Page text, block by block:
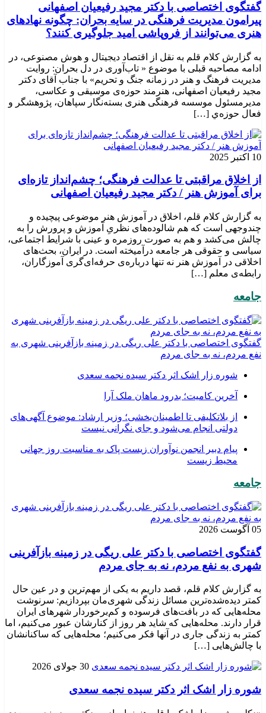
گفتگوی اختصاصی با دکتر مجید رفیعیان اصفهانی
پیرامون مدیریت فرهنگی در سایه بحران: چگونه نهادهای
هنری می‌توانند از فروپاشی امید جلوگیری کنند؟
به گزارش کلام قلم به نقل از اقتصاد دیجیتال و هوش مصنوعی، در
ادامه مصاحبه قبلی با موضوع « تاب‌آوری در دل بحران: روایت
مدیریت فرهنگ و هنر در زمانه جنگ و تحریم» با جناب آقای دکتر
مجید رفیعیان اصفهانی، هنرمند حوزه‌ی موسیقی و عکاسی،
مدیرمسئول موسسه فرهنگی هنری بسته‌نگار سپاهان، پژوهشگر و
فعال حوزه‌ي‌ […]
10 اکتبر 2025
از اخلاق مراقبتی تا عدالت فرهنگی؛ چشم‌انداز تازه‌ای
برای آموزش هنر / دکتر مجید رفیعیان اصفهانی
به گزارش کلام قلم، اخلاق در آموزش هنر موضوعی پیچیده و
چندوجهی است که هم شالوده‌های نظریِ آموزش و پرورش را به
چالش می‌کشد و هم به صورت روزمره و عینی با شرایط اجتماعی،
سیاسی و حقوقی هر جامعه درآمیخته است‌. در ایران، بحث‌های
اخلاقی در آموزش هنر نه تنها درباره‌ی حرفه‌ای‌گری آموزگاران،
رابطه‌ی معلم […]
جامعه
گفتگوی اختصاصی با دکتر علی ریگی در زمینه بازآفرینی شهری به
نفع مردم، نه به جای مردم
شوره زار اشک اثر دکتر سیده نجمه سعدی
​آخرین کامیت؛ بدرود ماهان ملک آرا
از بلاتکلیفی تا اطمینان‌بخشی؛ وزیر ارشاد: موضوع آگهی‌های
دولتی انجام می‌شود و جای نگرانی نیست
پیام دبیر انجمن نوآوران زیست پاک به مناسبت روز جهانی
محیط زیست
جامعه
05 آگوست 2026
گفتگوی اختصاصی با دکتر علی ریگی در زمینه بازآفرینی
شهری به نفع مردم، نه به جای مردم
به گزارش کلام قلم، قصد داریم به یکی از مهم‌ترین و در عین حال
کمتر دیده‌شده‌ترین مسائل زندگی شهری‌مان بپردازیم: سرنوشت
محله‌هایی که در بافت‌های فرسوده و کم‌برخوردار شهرهای ایران
قرار دارند. محله‌هایی که شاید هر روز از کنارشان عبور می‌کنیم، اما
کمتر به زندگی جاری در آنها فکر می‌کنیم؛ محله‌هایی که ساکنانشان
با چالش‌هایی […]
30 جولای 2026
شوره زار اشک اثر دکتر سیده نجمه سعدی